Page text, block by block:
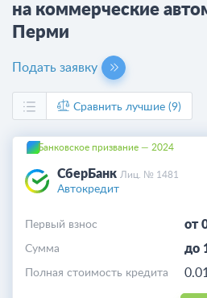
на коммерческие
Перми
Подать заявку
Сравнить лучшие (9)
Банковское призвание — 2024
СберБанк Лиц. № 1481
Автокредит
от
Первый взнос
до
Cумма
Полная стоимость кредита